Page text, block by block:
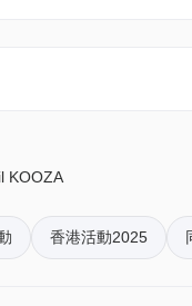
共1場表演）: 7:30pm
2場表演）：1:30pm/
請視乎實際情況，請
du Soleil) 《
香港｜門票$350起
KOOZA
香港活動2025